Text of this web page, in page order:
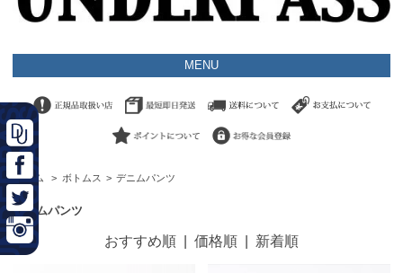
MENU
ホーム > ボトムス > デニムパンツ
デニムパンツ
おすすめ順 価格順 新着順